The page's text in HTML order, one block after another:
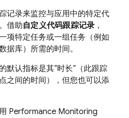
记录来监控与应用中的特定代
借助自定义代码跟踪记录 ，
项特定任务或一组任务（例如
据库）所需的时间。
默认指标是其“时长”（此跟踪
之间的时间），但您也可以添
Performance Monitoring